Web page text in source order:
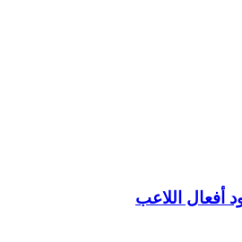
أفعال اللاعب